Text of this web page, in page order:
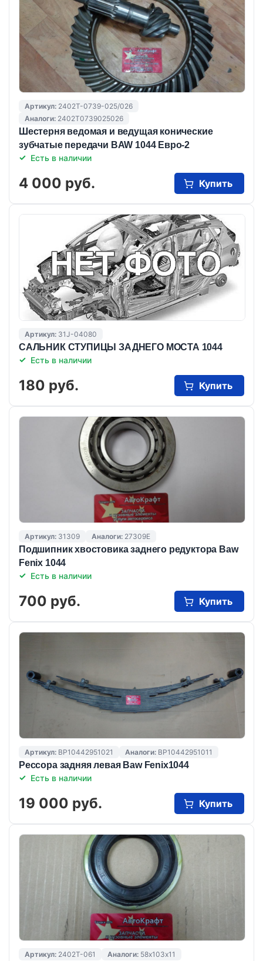
Артикул: 2402T-0739-025/026
Аналоги: 2402T0739025026
Шестерня ведомая и ведущая конические
зубчатые передачи BAW 1044 Евро-2
Есть в наличии
4 000 руб. Купить
Артикул: 31J-04080
САЛЬНИК СТУПИЦЫ ЗАДНЕГО МОСТА 1044
Есть в наличии
180 руб. Купить
Артикул: 31309 Аналоги: 27309E
Подшипник хвостовика заднего редуктора Baw
Fenix 1044
Есть в наличии
700 руб. Купить
Артикул: ВР10442951021 Аналоги: BP10442951011
Рессора задняя левая Baw Fenix1044
Есть в наличии
19 000 руб. Купить
Артикул: 2402T-061 Аналоги: 58х103х11